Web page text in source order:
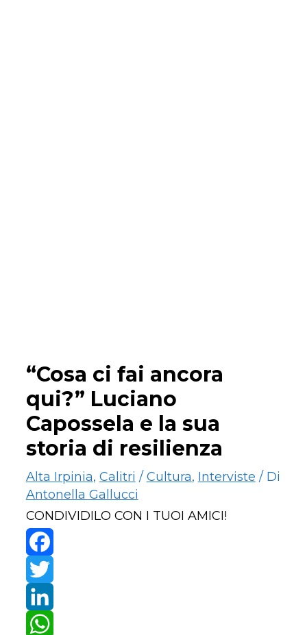
“Cosa ci fai ancora
qui?” Luciano
Capossela e la sua
storia di resilienza
Alta Irpinia, Calitri / Cultura, Interviste / Di
Antonella Gallucci
CONDIVIDILO CON I TUOI AMICI!
Facebook
Twitter
LinkedIn